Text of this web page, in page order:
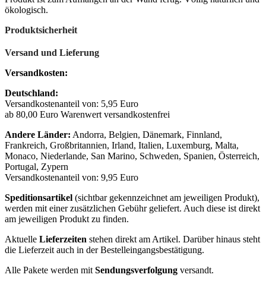
ökologisch.
Produktsicherheit
Versand und Lieferung
Versandkosten:
Deutschland:
Versandkostenanteil von: 5,95 Euro
ab 80,00 Euro Warenwert versandkostenfrei
Andere Länder: Andorra, Belgien, Dänemark, Finnland,
Frankreich, Großbritannien, Irland, Italien, Luxemburg, Malta,
Monaco, Niederlande, San Marino, Schweden, Spanien, Österreich,
Portugal, Zypern
Versandkostenanteil von: 9,95 Euro
Speditionsartikel (sichtbar gekennzeichnet am jeweiligen Produkt),
werden mit einer zusätzlichen Gebühr geliefert. Auch diese ist direkt
am jeweiligen Produkt zu finden.
Aktuelle Lieferzeiten stehen direkt am Artikel. Darüber hinaus steht
die Lieferzeit auch in der Bestelleingangsbestätigung.
Alle Pakete werden mit Sendungsverfolgung versandt.